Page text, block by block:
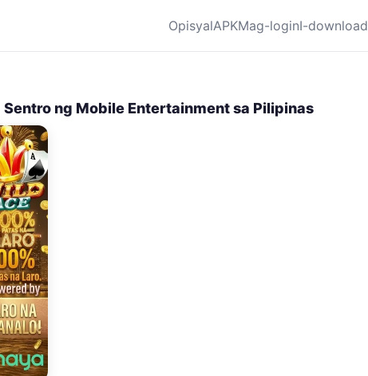
OpisyalAPKMag-loginI-download
ng Mobile Entertainment sa Pilipinas